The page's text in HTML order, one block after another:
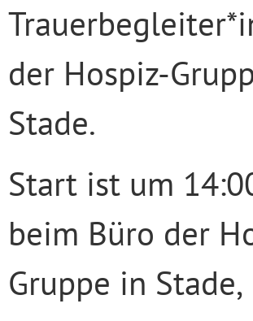
der Hospiz-
Stade.
Start ist um
beim Büro der
Gruppe in Stade,